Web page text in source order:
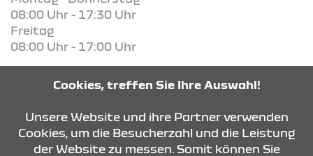
08:00 Uhr - 17:30 Uhr
Freitag
08:00 Uhr - 17:00 Uhr
KONTAKT & ANFAHRT
Cookies, treffen Sie Ihre Auswahl!
Unsere Website und ihre Partner verwenden
Cookies, um die Besucherzahl und die Leistung
der Website zu messen. Somit können Sie